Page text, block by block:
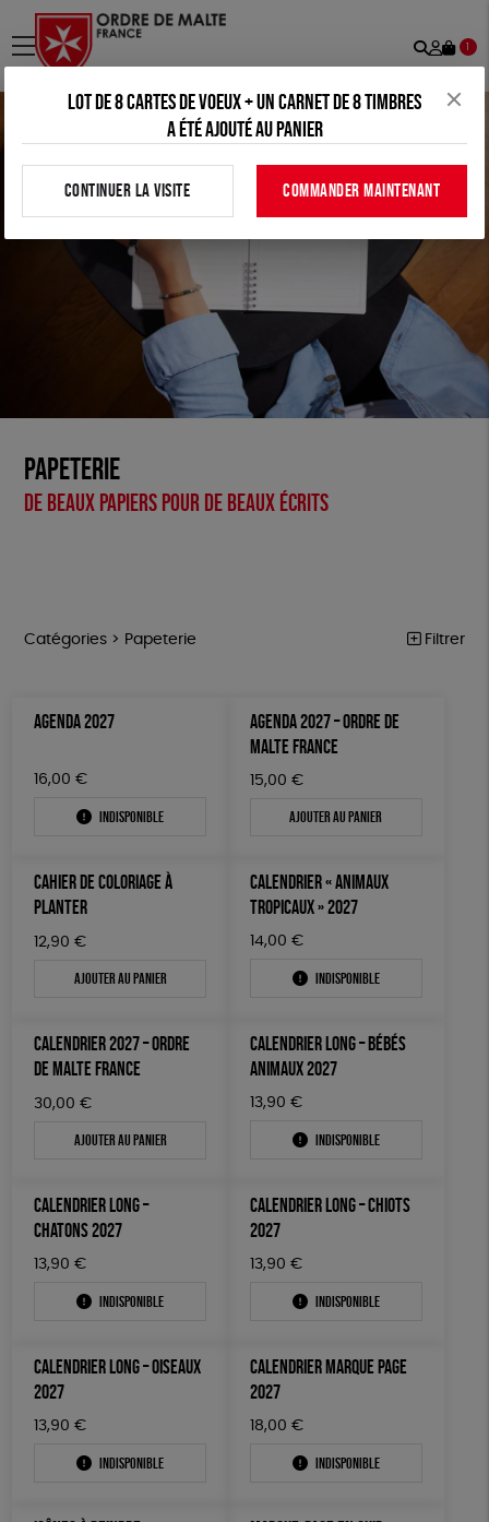
menu
Mon
1
Papeterie
De beaux papiers pour de beaux écrits
Catégories > Papeterie Filtrer
MAISON
BIEN-ÊTRE
PAPETERIE
LIVRES
Par défaut
Nouveauté
Prix : du - cher au + cher
50 € - 100 €
150 € - 200 €
Plus de 200€
Couleur
Mots clés
Fabriqué en France Agriculture Biologique
Fairtrade Biodégradable
Fabrication artisanale PEFC
AGENDA 2027
16,00 €
Indisponible
AGENDA 2027 – ORDRE DE
MALTE FRANCE
15,00 €
Ajouter au panier
CAHIER DE COLORIAGE À
PLANTER
12,90 €
Ajouter au panier
CALENDRIER « ANIMAUX
TROPICAUX » 2027
14,00 €
Indisponible
CALENDRIER 2027 – ORDRE
DE MALTE FRANCE
30,00 €
Ajouter au panier
CALENDRIER LONG – BÉBÉS
ANIMAUX 2027
13,90 €
Indisponible
CALENDRIER LONG –
CHATONS 2027
13,90 €
Indisponible
CALENDRIER LONG – CHIOTS
2027
13,90 €
Indisponible
CALENDRIER LONG – OISEAUX
2027
13,90 €
Indisponible
CALENDRIER MARQUE PAGE
2027
18,00 €
Indisponible
Lot de 8 cartes de voeux + un carnet de 8 timbres
a été ajouté au panier
CONTINUER LA VISITE COMMANDER MAINTENANT